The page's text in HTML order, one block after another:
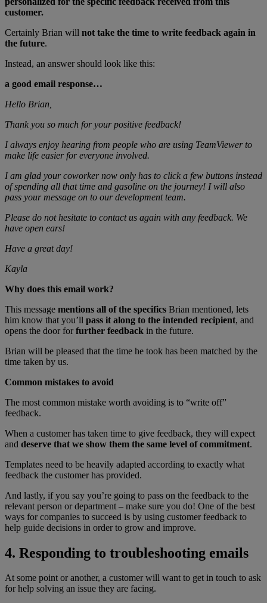
customer.
Certainly Brian will not take the time to write feedback again in
the future.
Instead, an answer should look like this:
a good email response…
Hello Brian,
Thank you so much for your positive feedback!
I always enjoy hearing from people who are using TeamViewer to
make life easier for everyone involved.
I am glad your coworker now only has to click a few buttons instead
of spending all that time and gasoline on the journey! I will also
pass your message on to our development team.
Please do not hesitate to contact us again with any feedback. We
have open ears!
Have a great day!
Kayla
Why does this email work?
This message mentions all of the specifics Brian mentioned, lets
him know that you’ll pass it along to the intended recipient, and
opens the door forfurther feedback in the future.
Brian will be pleased that the time he took has been matched by the
time taken by us.
Common mistakes to avoid
The most common mistake worth avoiding is to “write off”
feedback.
When a customer has taken time to give feedback, they will expect
and deserve that we show them the same level of commitment.
Templates need to be heavily adapted according to exactly what
feedback the customer has provided.
And lastly, if you say you’re going to pass on the feedback to the
relevant person or department – make sure you do! One of the best
ways for companies to succeed is by using customer feedback to
help guide decisions in order to grow and improve.
4. Responding to troubleshooting emails
At some point or another, a customer will want to get in touch to ask
for help solving an issue they are facing.